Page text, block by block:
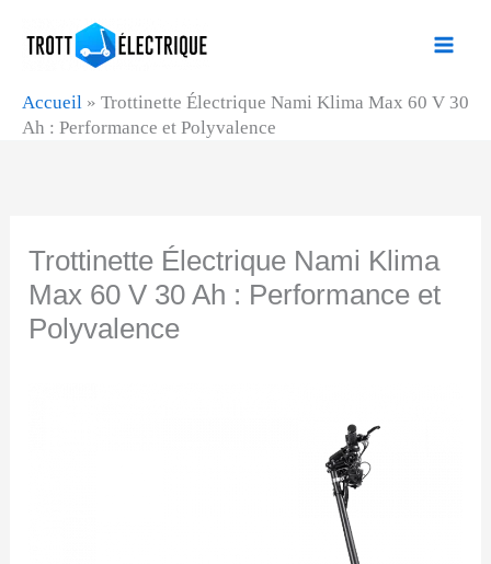
Accueil » Trottinette Électrique Nami Klima Max 60 V 30
Ah : Performance et Polyvalence
Trottinette Électrique Nami Klima
Max 60 V 30 Ah : Performance et
Polyvalence